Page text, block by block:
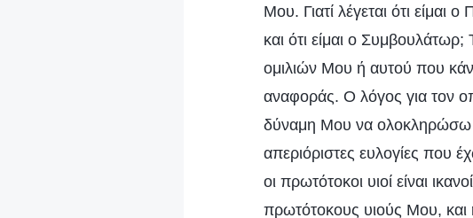
Μου. Γιατί λέγεται ότι είμαι
και ότι είμαι ο
ομιλιών Μου ή αυτού που
αναφοράς. Ο λόγος για τον
δύναμη Μου να ολοκληρώσω
απεριόριστες ευλογίες που
οι πρωτότοκοι υιοί είναι
πρωτότοκους υιούς Μου, και